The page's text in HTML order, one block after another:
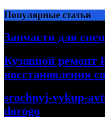
Перейти
к
содержимому
Популярные статьи
Запчасти для
Кузовной ремонт
восстановления
srochnyj-vykup-
dorogo